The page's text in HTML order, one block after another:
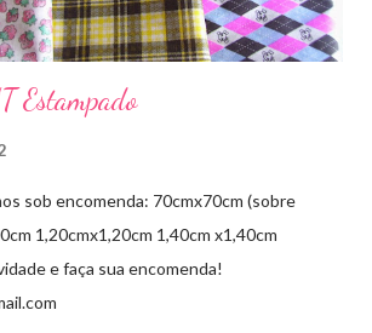
Estampado
sob encomenda: 70cmx70cm (sobre
1,20cmx1,20cm 1,40cm x1,40cm
e faça sua encomenda!